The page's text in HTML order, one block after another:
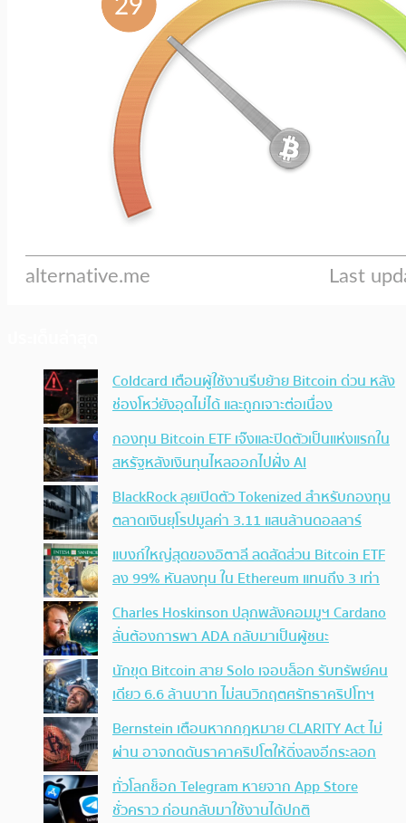
Coldcard เตือนผู้ใช้งานรีบย้าย Bitcoin ด่วน หลัง
ช่องโหว่ยังอุดไม่ได้ และถูกเจาะต่อเนื่อง
กองทุน Bitcoin ETF เจ๊งและปิดตัวเป็นแห่งแรกใน
สหรัฐหลังเงินทุนไหลออกไปฝั่ง AI
BlackRock ลุยเปิดตัว Tokenized สำหรับกองทุน
ตลาดเงินยุโรปมูลค่า 3.11 แสนล้านดอลลาร์
แบงก์ใหญ่สุดของอิตาลี ลดสัดส่วน Bitcoin ETF
ลง 99% หันลงทุน ใน Ethereum แทนถึง 3 เท่า
Charles Hoskinson ปลุกพลังคอมมูฯ Cardano
ลั่นต้องการพา ADA กลับมาเป็นผู้ชนะ
นักขุด Bitcoin สาย Solo เจอบล็อก รับทรัพย์คน
เดียว 6.6 ล้านบาท ไม่สนวิกฤตศรัทธาคริปโทฯ
Bernstein เตือนหากกฎหมาย CLARITY Act ไม่
ผ่าน อาจกดดันราคาคริปโตให้ดิ่งลงอีกระลอก
ทั่วโลกช็อก Telegram หายจาก App Store
ชั่วคราว ก่อนกลับมาใช้งานได้ปกติ